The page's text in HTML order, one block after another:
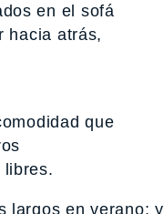
en el sofá
hacia atrás,
que
libres.
largos en verano; y